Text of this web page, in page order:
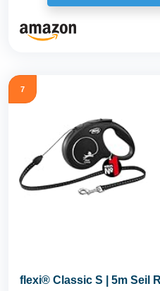
7
flexi® Classic S | 5m Seil